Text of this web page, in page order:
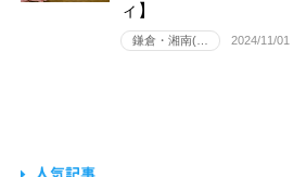
ィ】
鎌倉・湘南(… 2024/11/01